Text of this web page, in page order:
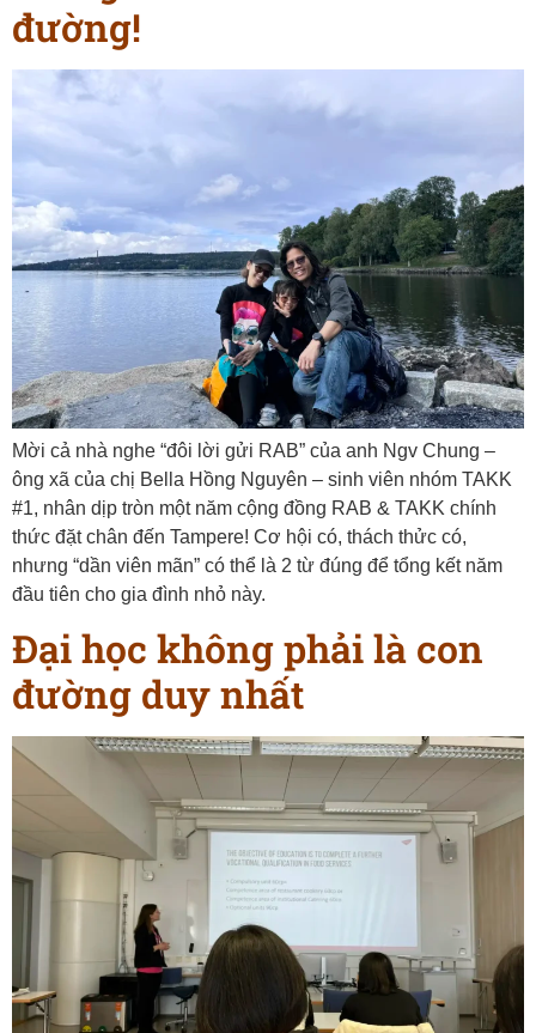
đường!
Mời cả nhà nghe “đôi lời gửi RAB” của anh Ngv Chung –
ông xã của chị Bella Hồng Nguyên – sinh viên nhóm TAKK
#1, nhân dịp tròn một năm cộng đồng RAB & TAKK chính
thức đặt chân đến Tampere! Cơ hội có, thách thửc có,
nhưng “dần viên mãn” có thể là 2 từ đúng để tổng kết năm
đầu tiên cho gia đình nhỏ này.
Đại học không phải là con
đường duy nhất​